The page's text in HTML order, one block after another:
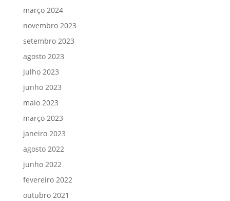
março 2024
novembro 2023
setembro 2023
agosto 2023
julho 2023
junho 2023
maio 2023
março 2023
janeiro 2023
agosto 2022
junho 2022
fevereiro 2022
outubro 2021